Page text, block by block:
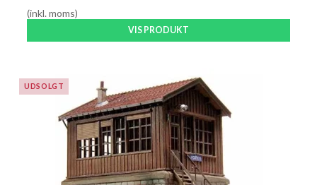
(inkl. moms)
VIS PRODUKT
UDSOLGT